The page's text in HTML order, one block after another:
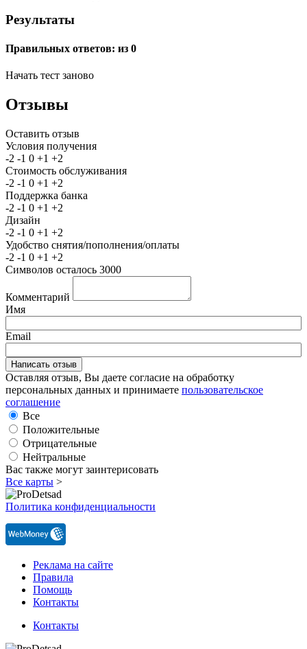
Результаты
Правильных ответов: из 0
Начать тест заново
Отзывы
Оставить отзыв
Условия получения
-2 -1 0 +1 +2
Стоимость обслуживания
-2 -1 0 +1 +2
Поддержка банка
-2 -1 0 +1 +2
Дизайн
-2 -1 0 +1 +2
Удобство снятия/пополнения/оплаты
-2 -1 0 +1 +2
Символов осталось 3000
Комментарий
Имя
Email
Оставляя отзыв, Вы даете согласие на обработку
персональных данных и принимаете пользовательское
соглашение
Все
Положительные
Отрицательные
Нейтральные
Вас также могут заинтерисовать
Все карты >
Политика конфиденциальности
Реклама на сайте
Правила
Помощь
Контакты
Контакты